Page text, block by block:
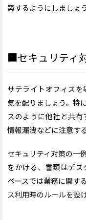
築するようにしましょう
■セキュリティ
サテライトオフィス
気を配りましょう。特
スのように他社と共
情報漏洩などに注意す
セキュリティ対策の一
をかける、書類はデ
ペースでは業務に関す
ス利用時のルールを設